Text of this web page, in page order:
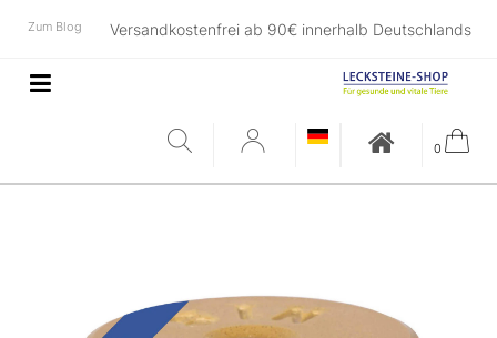
Zum Blog Versandkostenfrei ab 90€ innerhalb Deutschlands
0